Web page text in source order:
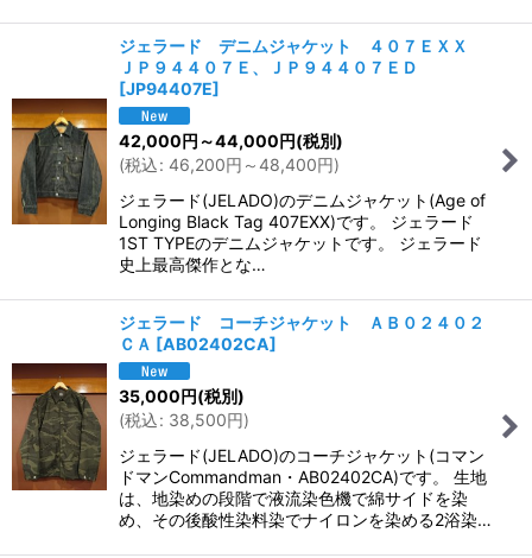
ジェラード デニムジャケット ４０７ＥＸＸ
ＪＰ９４４０７Ｅ、ＪＰ９４４０７ＥＤ
[JP94407E]
42,000円 ～44,000円(税別)
(税込: 46,200円 ～48,400円)
ジェラード(JELADO)のデニムジャケット(Age of
Longing Black Tag 407EXX)です。 ジェラード
1ST TYPEのデニムジャケットです。 ジェラード
史上最高傑作とな…
ジェラード コーチジャケット ＡＢ０２４０２
ＣＡ [AB02402CA]
35,000円(税別)
(税込: 38,500円)
ジェラード(JELADO)のコーチジャケット(コマン
ドマンCommandman・AB02402CA)です。 生地
は、地染めの段階で液流染色機で綿サイドを染
め、その後酸性染料染でナイロンを染める2浴染…